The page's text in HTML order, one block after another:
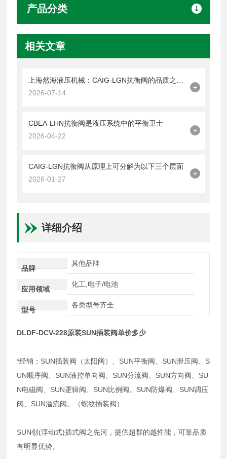
产品分类
相关文章
2026-07-14
+
CBEA-LHN抗衡阀是液压系统中的平衡卫士
2026-04-22
+
CAIG-LGN抗衡阀从原理上可分解为以下三个层面
2026-01-27
+
详细介绍
品牌
其他品牌
应用领域
化工,电子/电池
型号
各类型号齐全
DLDF-DCV-228原装SUN插装阀单价多少
*经销：SUN插装阀（太阳阀）、SUN平衡阀、SUN泄压阀、S
UN顺序阀、SUN液控单向阀、SUN分流阀、SUN方向阀、SU
N电磁阀、SUN逻辑阀、SUN比例阀。SUN防爆阀、SUN调压
阀、SUN溢流阀。（螺纹插装阀）
SUN创(浮动式)插式阀之先河，提供超群的越性能，可靠品质
有明显优势。